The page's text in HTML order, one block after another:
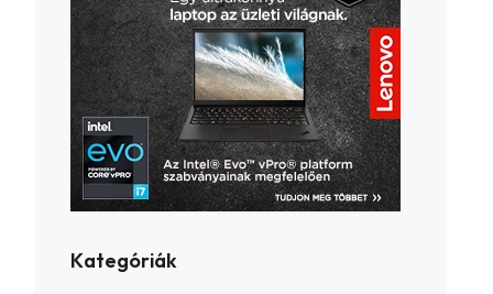
Kategóriák